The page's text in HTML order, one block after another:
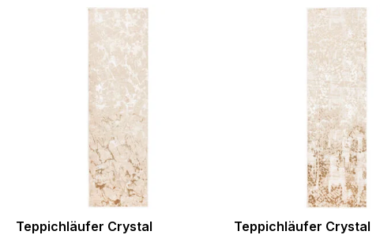
Teppichläufer Crystal
Teppichläufer Crystal